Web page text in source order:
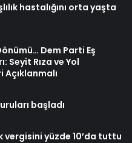
hastalığını orta yaşta
Dem Parti Eş
Seyit Rıza ve Yol
Açıklanmalı
başladı
vergisini yüzde 10’da tuttu